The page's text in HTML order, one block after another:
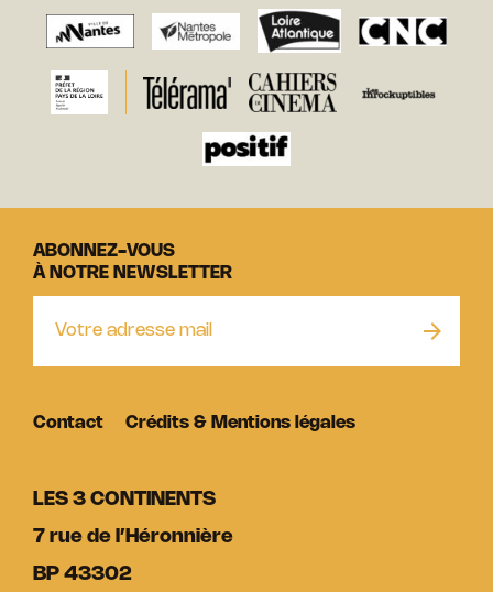
LES 3 CONTINENTS
7 rue de l’Héronnière
BP 43302
ABONNEZ-VOUS
À NOTRE NEWSLETTER
Contact Crédits & Mentions légales